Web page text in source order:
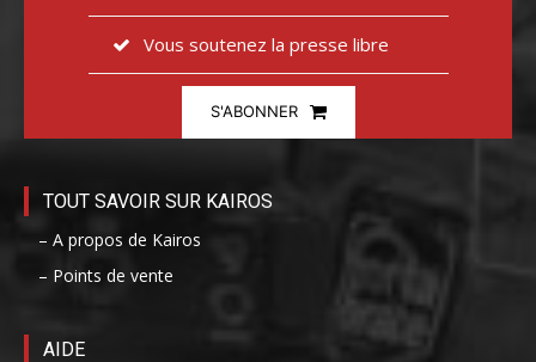
Vous soutenez la presse libre
S'ABONNER
TOUT SAVOIR SUR KAIROS
– A propos de Kairos
– Points de vente
AIDE